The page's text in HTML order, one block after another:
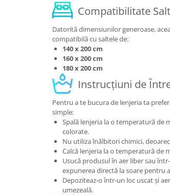
Compatibilitate
Datorită dimensiunilor generoase,
compatibilă cu saltele de:
140 x 200 cm
160 x 200 cm
180 x 200 cm
Instrucțiuni de
Pentru a te bucura de lenjeria ta
simple:
Spală lenjeria la o temperatură de
colorate.
Nu utiliza înălbitori chimici,
Calcă lenjeria la o temperatură de
Usucă produsul în aer liber sau
expunerea directă la soare pentru
Depoziteaz-o într-un loc uscat și
umezeală.